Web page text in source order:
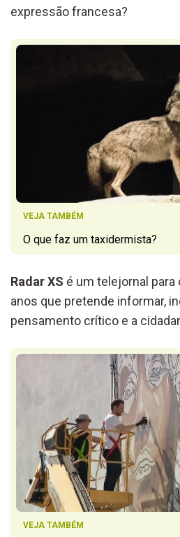
expressão francesa?
VEJA TAMBÉM
O que faz um taxidermista?
Radar XS é um telejornal
anos que pretende informar,
pensamento crítico e a
VEJA TAMBÉM